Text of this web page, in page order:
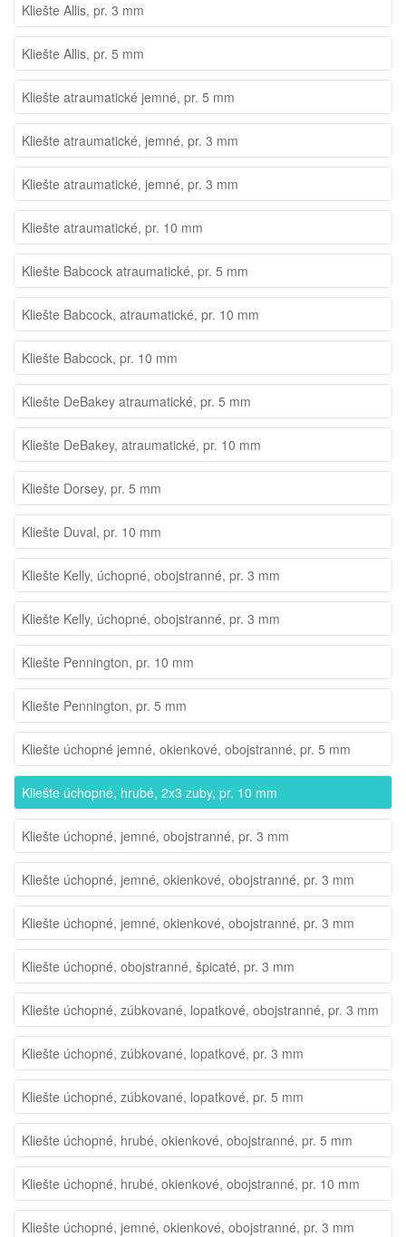
Kliešte Allis, pr. 3 mm
Kliešte Allis, pr. 5 mm
Kliešte atraumatické jemné, pr. 5 mm
Kliešte atraumatické, jemné, pr. 3 mm
Kliešte atraumatické, jemné, pr. 3 mm
Kliešte atraumatické, pr. 10 mm
Kliešte Babcock atraumatické, pr. 5 mm
Kliešte Babcock, atraumatické, pr. 10 mm
Kliešte Babcock, pr. 10 mm
Kliešte DeBakey atraumatické, pr. 5 mm
Kliešte DeBakey, atraumatické, pr. 10 mm
Kliešte Dorsey, pr. 5 mm
Kliešte Duval, pr. 10 mm
Kliešte Kelly, úchopné, obojstranné, pr. 3 mm
Kliešte Kelly, úchopné, obojstranné, pr. 3 mm
Kliešte Pennington, pr. 10 mm
Kliešte Pennington, pr. 5 mm
Kliešte úchopné jemné, okienkové, obojstranné, pr. 5 mm
Kliešte úchopné, hrubé, 2x3 zuby, pr. 10 mm
Kliešte úchopné, jemné, obojstranné, pr. 3 mm
Kliešte úchopné, jemné, okienkové, obojstranné, pr. 3 mm
Kliešte úchopné, jemné, okienkové, obojstranné, pr. 3 mm
Kliešte úchopné, obojstranné, špicaté, pr. 3 mm
Kliešte úchopné, zúbkované, lopatkové, obojstranné, pr. 3 mm
Kliešte úchopné, zúbkované, lopatkové, pr. 3 mm
Kliešte úchopné, zúbkované, lopatkové, pr. 5 mm
Kliešte úchopné, hrubé, okienkové, obojstranné, pr. 5 mm
Kliešte úchopné, hrubé, okienkové, obojstranné, pr. 10 mm
Kliešte úchopné, jemné, okienkové, obojstranné, pr. 3 mm